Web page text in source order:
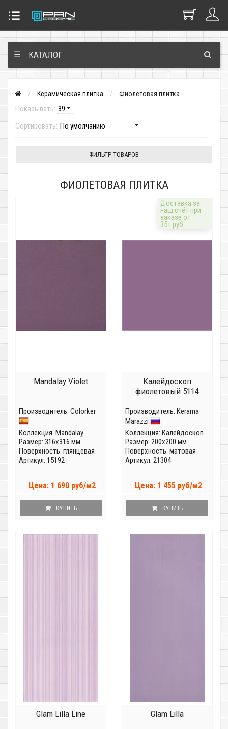
☰ КАТАЛОГ
Керамическая плитка Фиолетовая плитка
Показывать:
Сортировать:
ФИЛЬТР ТОВАРОВ
ФИОЛЕТОВАЯ ПЛИТКА
Mandalay Violet
Производитель: Colorker
Коллекция: Mandalay
Размер: 316x316 мм
Поверхность: глянцевая
Артикул: 15192
Цена: 1 690 руб/м2
КУПИТЬ
Доставка за
наш счёт при
заказе от
35т.руб
Калейдоскоп
фиолетовый 5114
Производитель: Kerama
Marazzi
Коллекция: Калейдоскоп
Размер: 200x200 мм
Поверхность: матовая
Артикул: 21304
Цена: 1 455 руб/м2
КУПИТЬ
Glam Lilla Line Glam Lilla